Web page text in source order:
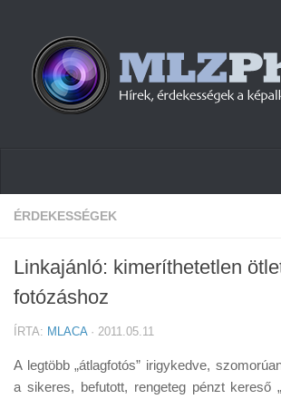
Hírek
Cikkek
Tudástár
ÉRDEKESSÉGEK
Linkajánló: kimeríthetetlen
fotózáshoz
ÍRTA: MLACA· 2011.05.11
A legtöbb „átlagfotós” irigykedve,
a sikeres, befutott, rengeteg pénzt kereső